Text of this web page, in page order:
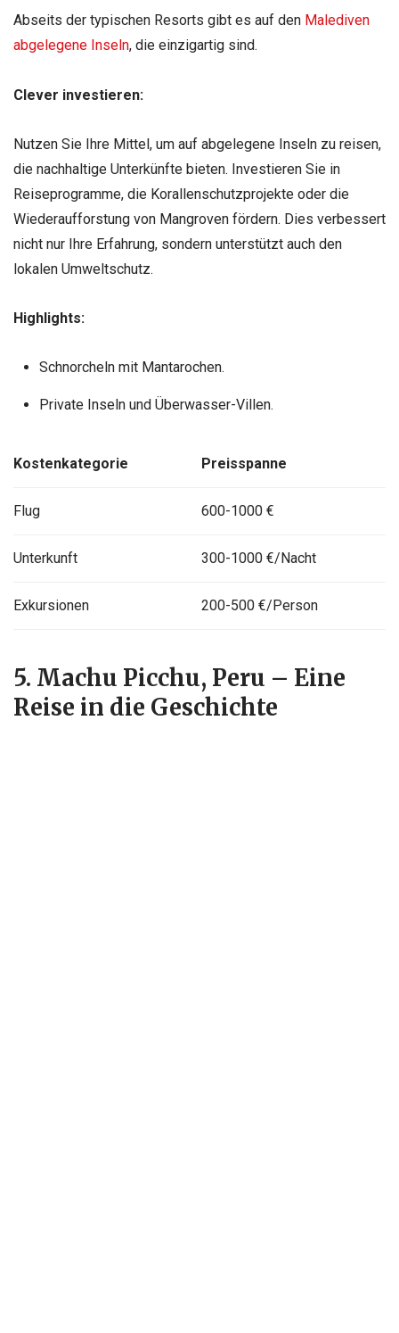
Abseits der typischen Resorts gibt es auf den Malediven
abgelegene Inseln, die einzigartig sind.
Clever investieren:
Nutzen Sie Ihre Mittel, um auf abgelegene Inseln zu reisen,
die nachhaltige Unterkünfte bieten. Investieren Sie in
Reiseprogramme, die Korallenschutzprojekte oder die
Wiederaufforstung von Mangroven fördern. Dies verbessert
nicht nur Ihre Erfahrung, sondern unterstützt auch den
lokalen Umweltschutz.
Highlights:
Schnorcheln mit Mantarochen.
Private Inseln und Überwasser-Villen.
Kostenkategorie Preisspanne
Flug 600-1000 €
Unterkunft 300-1000 €/Nacht
Exkursionen 200-500 €/Person
5. Machu Picchu, Peru – Eine
Reise in die Geschichte